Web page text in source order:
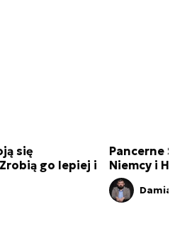
się
go lepiej i
Pancerne
Niemcy i